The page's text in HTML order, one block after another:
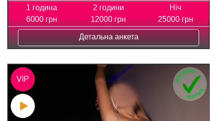
1 година
6000 грн
2 години
12000 грн
Ніч
25000 грн
Детальна анкета
VIP